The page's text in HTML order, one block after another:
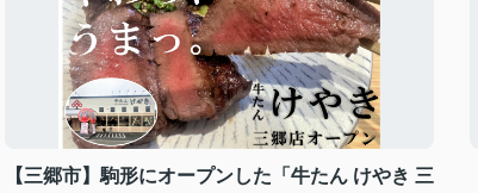
【三郷市】駒形にオープンした「牛たん けやき 三